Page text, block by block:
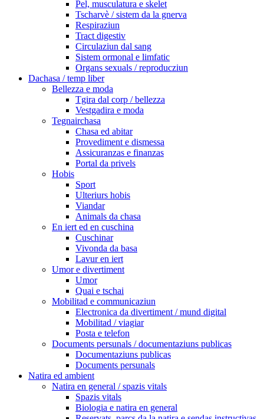
Pel, musculatura e skelet
Tscharvè / sistem da la gnerva
Respiraziun
Tract digestiv
Circulaziun dal sang
Sistem ormonal e limfatic
Organs sexuals / reproducziun
Dachasa / temp liber
Bellezza e moda
Tgira dal corp / bellezza
Vestgadira e moda
Tegnairchasa
Chasa ed abitar
Provediment e dismessa
Assicuranzas e finanzas
Portal da privels
Hobis
Sport
Ulteriurs hobis
Viandar
Animals da chasa
En iert ed en cuschina
Cuschinar
Vivonda da basa
Lavur en iert
Umor e divertiment
Umor
Quai e tschai
Mobilitad e communicaziun
Electronica da divertiment / mund digital
Mobilitad / viagiar
Posta e telefon
Documents persunals / documentaziuns publicas
Documentaziuns publicas
Documents persunals
Natira ed ambient
Natira en general / spazis vitals
Spazis vitals
Biologia e natira en general